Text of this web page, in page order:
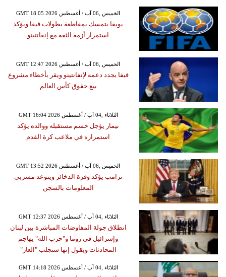
GMT 18:05 2026 الخميس ,06 آب / أغسطس
يويفا يتمسك بمقاطعة بطولات فيفا ويؤكد
استمرار أزمة الثقة مع إنفانتينو
GMT 12:47 2026 الخميس ,06 آب / أغسطس
فيفا يجدد دعمه لإنفانتينو ويقر بأخطاء مشروع
بيع حقوق كأس العالم
GMT 16:04 2026 الثلاثاء ,04 آب / أغسطس
نيمار يؤجل حسم مستقبله ووالده يؤكد
استمراره في ملاعب كرة القدم
GMT 13:52 2026 الخميس ,06 آب / أغسطس
ترامب يؤكد وفرة الذخائر ويتوعد مسربي
المعلومات بالسجن
GMT 12:37 2026 الثلاثاء ,04 آب / أغسطس
انطلاق جولة المفاوضات المباشرة بين لبنان
وإسرائيل في روما و"حزب الله" يهاجم
المحادثات ويقول إنها ستجلب "العار"
GMT 14:18 2026 الثلاثاء ,04 آب / أغسطس